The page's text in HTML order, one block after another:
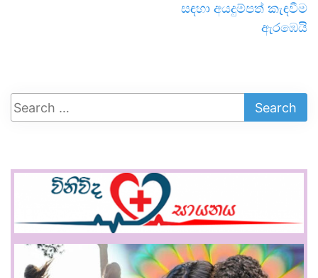
සඳහා අයදුම්පත් කැඳවීම
ඇරඹෙයි